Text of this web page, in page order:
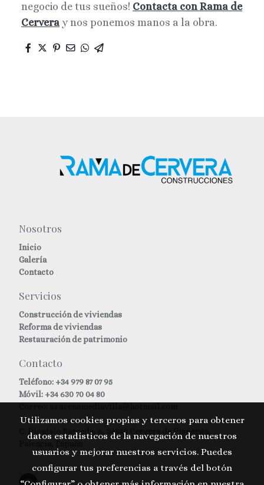
negocio de tus sueños! Contacta con Rama de
Cervera y nos ponemos manos a la obra.
Nosotros
Inicio
Galería
Contacto
Servicios
Construcción de viviendas
Reforma de viviendas
Restauración de patrimonio
Contacto
Teléfono:+34 979 87 07 95
Móvil: +34 630 70 04 80
C. Dionisio Barreda, 6, 34840 Cervera de Pisuerga,
Utilizamos cookies propias y terceros para obtener
datos estadísticos de la navegación de nuestros
usuarios y mejorar nuestros servicios. Puedes
configurar tus preferencias a través del botón